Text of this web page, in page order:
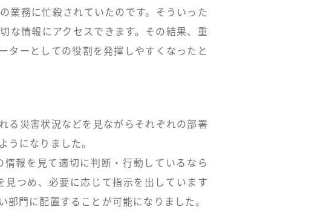
業務に忙殺されていたのです。そういった
な情報にアクセスできます。その結果、重
ターとしての役割を発揮しやすくなったと
る災害状況などを見ながらそれぞれの部署
になりました。
報を見て適切に判断・行動しているなら
つめ、必要に応じて指示を出しています
門に配置することが可能になりました。